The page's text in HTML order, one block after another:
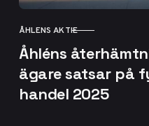
KATEGORI
ÅHLENS AKTIE
Åhléns
ägare satsar på
handel 2025